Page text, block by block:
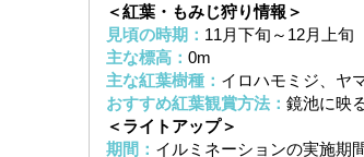
＜紅葉・もみじ狩り情報＞
見頃の時期： 11月下旬～12月上旬
主な標高： 0m
主な紅葉樹種： イロハモミジ、ヤ
おすすめ紅葉観賞方法： 鏡池に映
＜ライトアップ＞
期間： イルミネーションの実施期